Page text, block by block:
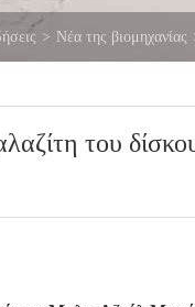
> Νέα της βιομηχανίας
του